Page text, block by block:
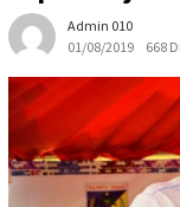
Admin 010
01/08/2019
668